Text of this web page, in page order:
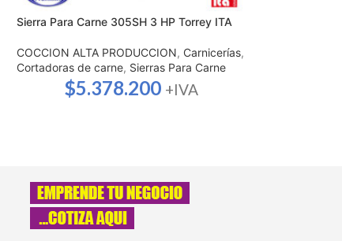
Sierra Para Carne 305SH 3 HP Torrey ITA
COCCION ALTA PRODUCCION, Carnicerías,
Cortadoras de carne, Sierras Para Carne
$5.378.200 +IVA